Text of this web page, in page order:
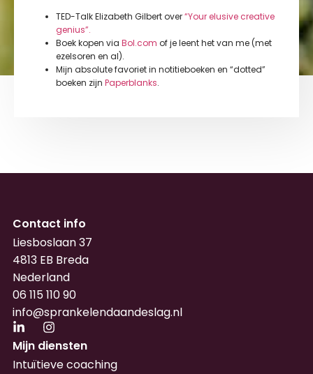
TED-Talk Elizabeth Gilbert over“Your elusive creative
genius”.
Boek kopen via Bol.com of je leent het van me (met
ezelsoren en al).
Mijn absolute favoriet in notitieboeken en “dotted”
boeken zijn Paperblanks.
Contact info
Liesboslaan 37
4813 EB Breda
Nederland
06 115 110 90
info@sprankelendaandeslag.nl
Mijn diensten
Intuïtieve coaching